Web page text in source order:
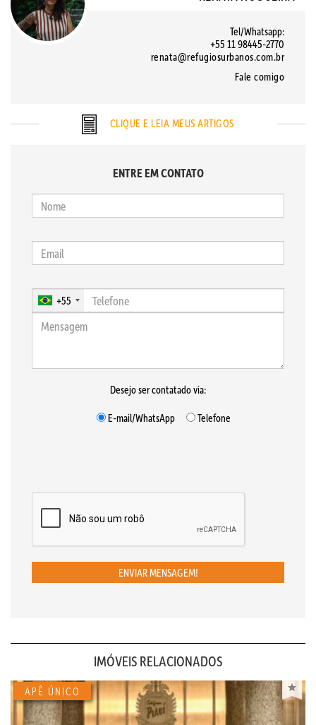
Tel/Whatsapp:
+55 11 98445-2770
renata@refugiosurbanos.com.br
Fale comigo
CLIQUE E LEIA MEUS ARTIGOS
ENTRE EM CONTATO
+55
Desejo ser contatado via:
E-mail/WhatsApp
Telefone
ENVIAR MENSAGEM!
IMÓVEIS RELACIONADOS